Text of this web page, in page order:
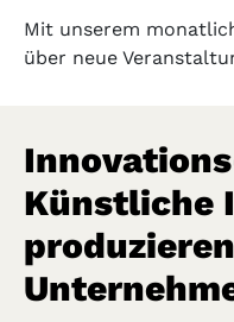
Mit unserem
über neue
Künstliche